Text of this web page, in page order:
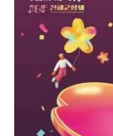
도풍물시장 등을 아
축제로 해마다 알찬
간 동안 200만명 이
사와 전통을 자랑하
고히 하고 있다.
벚꽃놀이 중 최고인